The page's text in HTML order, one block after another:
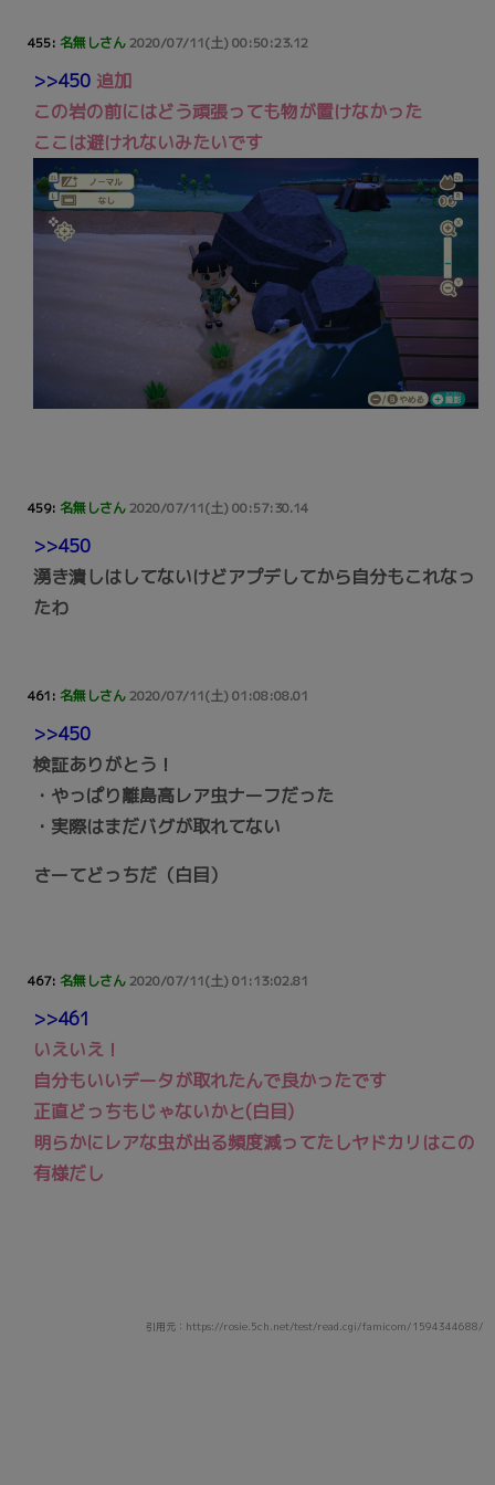
455: 名無しさん2020/07/11(土) 00:50:23.12
>>450 追加
この岩の前にはどう頑張っても物が置けなかった
ここは避けれないみたいです
459: 名無しさん2020/07/11(土) 00:57:30.14
>>450
湧き潰しはしてないけどアプデしてから自分もこれなっ
たわ
461: 名無しさん2020/07/11(土) 01:08:08.01
>>450
検証ありがとう！
・やっぱり離島高レア虫ナーフだった
・実際はまだバグが取れてない
さーてどっちだ（白目）
467: 名無しさん2020/07/11(土) 01:13:02.81
>>461
いえいえ！
自分もいいデータが取れたんで良かったです
正直どっちもじゃないかと(白目)
明らかにレアな虫が出る頻度減ってたしヤドカリはこの
有様だし
引用元：https://rosie.5ch.net/test/read.cgi/famicom/1594344688/